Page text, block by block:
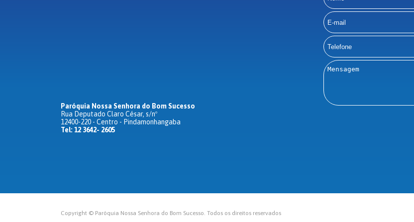
Paróquia Nossa Senhora do Bom Sucesso
Rua Deputado Claro César, s/nº
12400-220 - Centro - Pindamonhangaba
Tel: 12 3642- 2605
Copyright © Paróquia Nossa Senhora do Bom Sucesso. Todos os direitos reservados